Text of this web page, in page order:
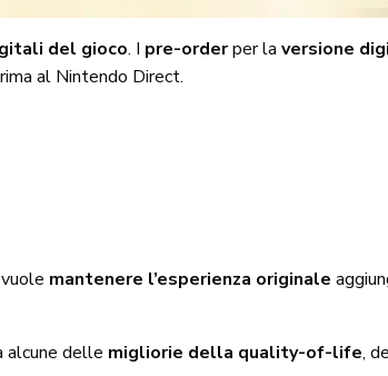
del gioco. I pre-orderper laversione
al Nintendo Direct.
mantenere l’esperienza originale
alcune delle migliorie della quality-of-life,